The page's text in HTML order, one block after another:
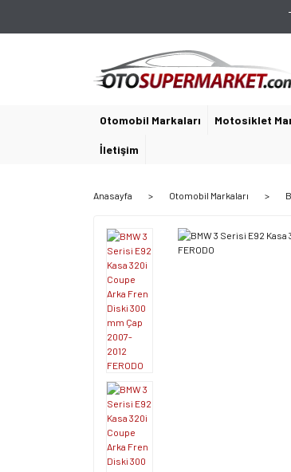
Otomobil Markaları Motosiklet
İletişim
Anasayfa Otomobil Markaları